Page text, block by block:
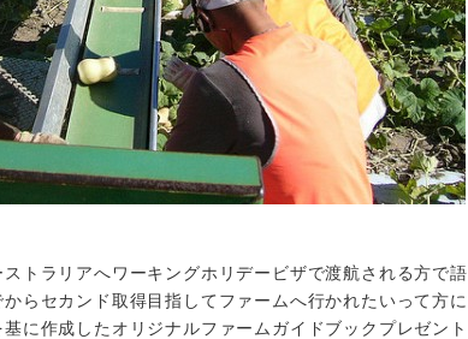
トラリアへワーキングホリデービザで渡航される方で語
らセカンド取得目指してファームへ行かれたいって方に
に作成したオリジナルファームガイドブックプレゼント